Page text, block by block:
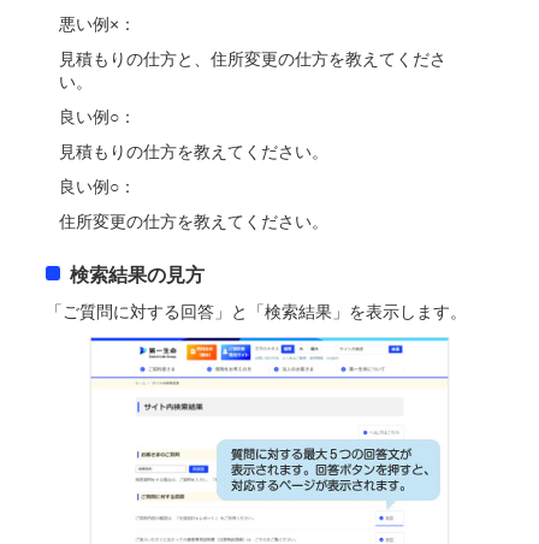
悪い例×：
見積もりの仕方と、住所変更の仕方を教えてくださ
い。
良い例○：
見積もりの仕方を教えてください。
良い例○：
住所変更の仕方を教えてください。
検索結果の見方
「ご質問に対する回答」と「検索結果」を表示します。